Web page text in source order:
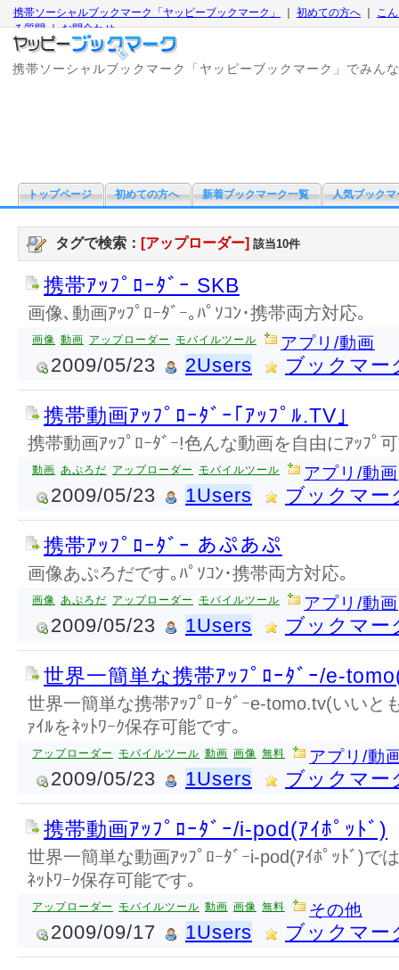
携帯ソーシャルブックマーク「ヤッピーブックマーク」 初めての方へ
こ
る質問｜お問合わせ
携帯ソーシャルブックマーク「ヤッピーブックマーク」でみん
トップページ 初めての方へ 新着ブックマーク一覧 人気ブックマ
タグで検索： [アップローダー] 該当10件
携帯ｱｯﾌﾟﾛｰﾀﾞｰ SKB
画像､動画ｱｯﾌﾟﾛｰﾀﾞｰ｡ﾊﾟｿｺﾝ･携帯両方対応｡
画像 動画 アップローダー モバイルツール アプリ/動画
2009/05/23 2Users ブックマー
携帯動画ｱｯﾌﾟﾛｰﾀﾞｰ｢ｱｯﾌﾟﾙ.TV｣
携帯動画ｱｯﾌﾟﾛｰﾀﾞｰ!色んな動画を自由にｱｯﾌﾟ
動画 あぷろだ アップローダー モバイルツール アプリ/動画
2009/05/23 1Users ブックマー
携帯ｱｯﾌﾟﾛｰﾀﾞｰ あぷあぷ
画像あぷろだです｡ﾊﾟｿｺﾝ･携帯両方対応｡
画像 あぷろだ アップローダー モバイルツール アプリ/動画
2009/05/23 1Users ブックマー
世界一簡単な携帯ｱｯﾌﾟﾛｰﾀﾞｰ/e-
世界一簡単な携帯ｱｯﾌﾟﾛｰﾀﾞｰe-tomo.tv(いいと
ｧｲﾙをﾈｯﾄﾜｰｸ保存可能です｡
アップローダー モバイルツール 動画 画像 無料 アプリ/動
2009/05/23 1Users ブックマー
携帯動画ｱｯﾌﾟﾛｰﾀﾞｰ/i-pod(ｱｲﾎﾟｯﾄﾞ)
世界一簡単な動画ｱｯﾌﾟﾛｰﾀﾞｰi-pod(ｱｲﾎﾟｯﾄﾞ)で
ﾈｯﾄﾜｰｸ保存可能です｡
アップローダー モバイルツール 動画 画像 無料 その他
2009/09/17 1Users ブックマー